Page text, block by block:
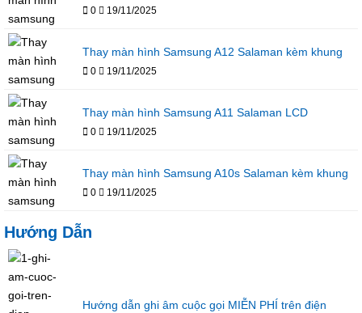
0 19/11/2025
Thay màn hình Samsung A12 Salaman kèm khung
0 19/11/2025
Thay màn hình Samsung A11 Salaman LCD
0 19/11/2025
Thay màn hình Samsung A10s Salaman kèm khung
0 19/11/2025
Hướng Dẫn
Hướng dẫn ghi âm cuộc gọi MIỄN PHÍ trên điện